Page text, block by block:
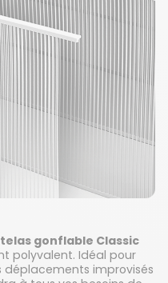
gonflable Classic
polyvalent. Idéal pour
déplacements improvisés